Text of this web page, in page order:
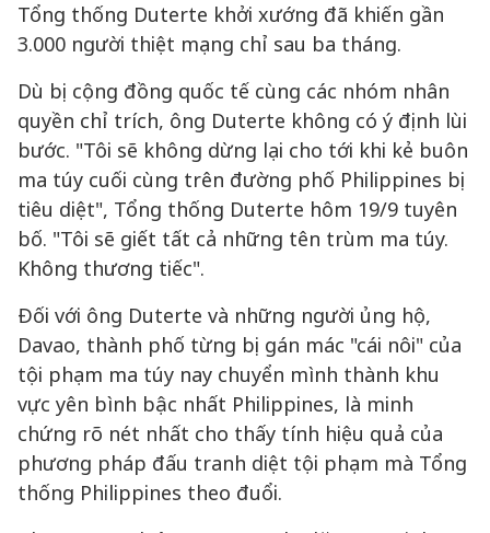
Tổng thống Duterte khởi xướng đã khiến gần
3.000 người thiệt mạng chỉ sau ba tháng.
Dù bị cộng đồng quốc tế cùng các nhóm nhân
quyền chỉ trích, ông Duterte không có ý định lùi
bước. "Tôi sẽ không dừng lại cho tới khi kẻ buôn
ma túy cuối cùng trên đường phố Philippines bị
tiêu diệt", Tổng thống Duterte hôm 19/9 tuyên
bố. "Tôi sẽ giết tất cả những tên trùm ma túy.
Không thương tiếc".
Đối với ông Duterte và những người ủng hộ,
Davao, thành phố từng bị gán mác "cái nôi" của
tội phạm ma túy nay chuyển mình thành khu
vực yên bình bậc nhất Philippines, là minh
chứng rõ nét nhất cho thấy tính hiệu quả của
phương pháp đấu tranh diệt tội phạm mà Tổng
thống Philippines theo đuổi.